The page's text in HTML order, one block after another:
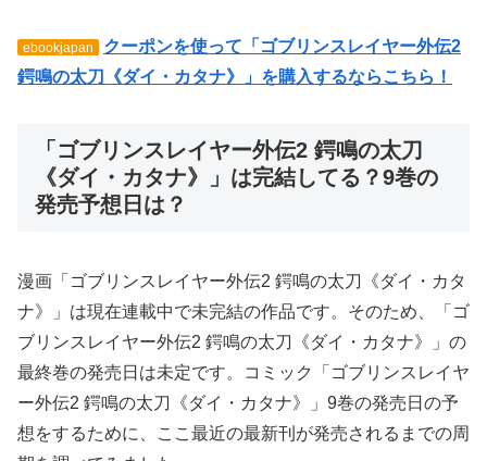
ebookjapan
クーポンを使って「ゴブリンスレイヤー外伝2
鍔鳴の太刀《ダイ・カタナ》」を購入するならこちら！
「ゴブリンスレイヤー外伝2 鍔鳴の太刀
《ダイ・カタナ》」は完結してる？9巻の
発売予想日は？
漫画「ゴブリンスレイヤー外伝2 鍔鳴の太刀《ダイ・カタ
ナ》」は現在連載中で未完結の作品です。そのため、「ゴ
ブリンスレイヤー外伝2 鍔鳴の太刀《ダイ・カタナ》」の
最終巻の発売日は未定です。コミック「ゴブリンスレイヤ
ー外伝2 鍔鳴の太刀《ダイ・カタナ》」9巻の発売日の予
想をするために、ここ最近の最新刊が発売されるまでの周